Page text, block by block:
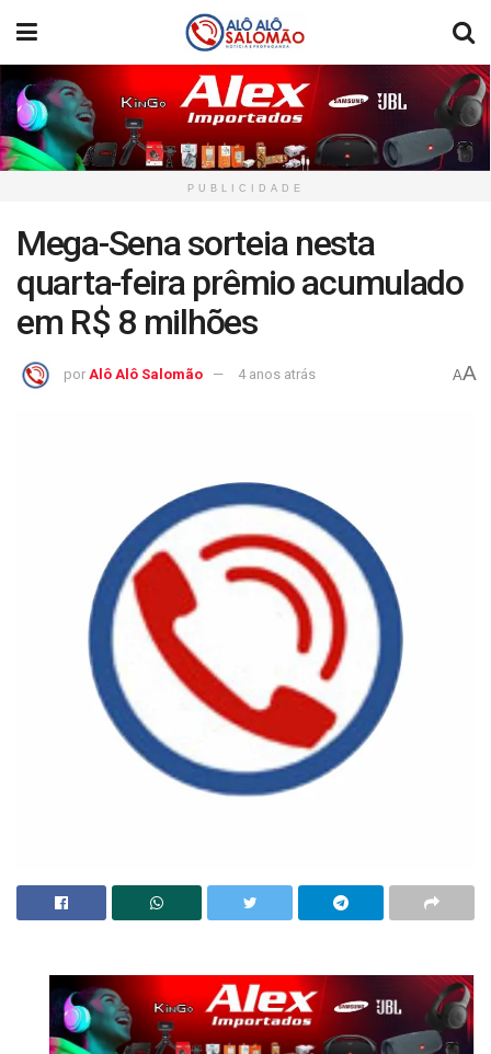
PUBLICIDADE
Mega-Sena sorteia nesta
quarta-feira prêmio acumulado
em R$ 8 milhões
por Alô Alô Salomão 4 anos atrás AA